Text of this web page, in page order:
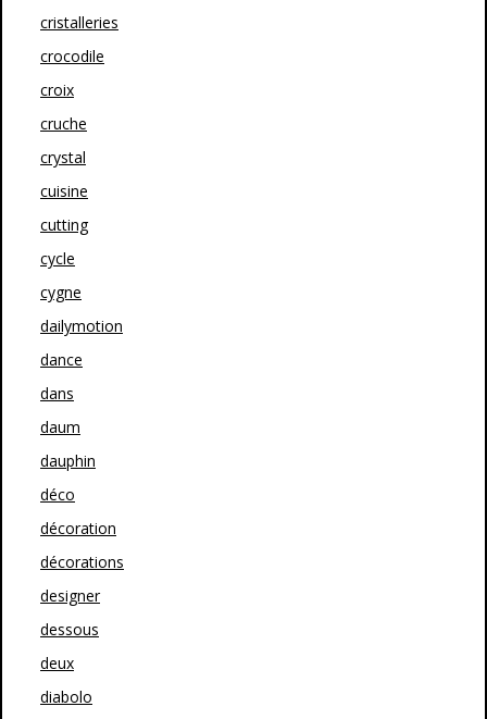
cristalleries
crocodile
croix
cruche
crystal
cuisine
cutting
cycle
cygne
dailymotion
dance
dans
daum
dauphin
déco
décoration
décorations
designer
dessous
deux
diabolo